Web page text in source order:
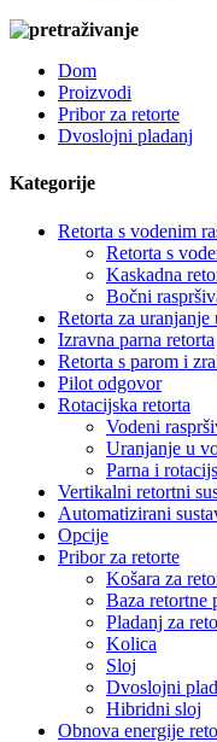
Dom
Proizvodi
Pribor za retorte
Dvoslojni pladanj
Kategorije
Retorta s vodenim
Retorta s
Kaskadna
Bočni
Retorta za uranjanje
Izravna parna retorta
Retorta s parom i
Pilot odgovor
Rotacijska retorta
Vodeni
Uranjanje u
Parna i
Vertikalni retortni
Automatizirani
Opcije
Pribor za retorte
Košara za
Baza retortne
Pladanj za
Kolica
Sloj
Dvoslojni
Hibridni sloj
Obnova energije